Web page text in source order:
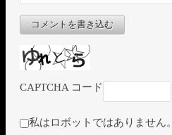
コメントを書き込む
CAPTCHA コード
私はロボットではありません。